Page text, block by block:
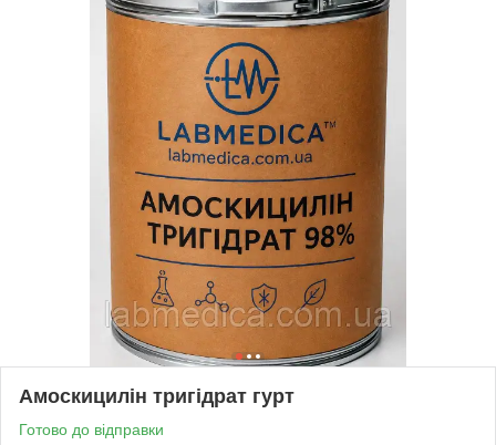
Амоскицилін тригідрат гурт
Готово до відправки